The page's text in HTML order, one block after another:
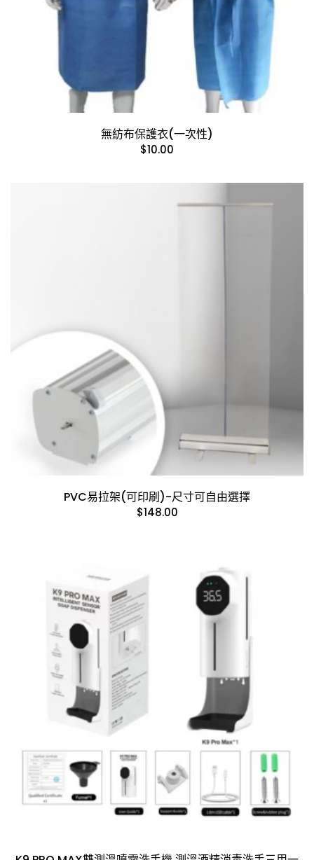
無紡布保護衣(一次性)
$10.00
PVC易拉架(可印刷)-尺寸可自由選擇
$148.00